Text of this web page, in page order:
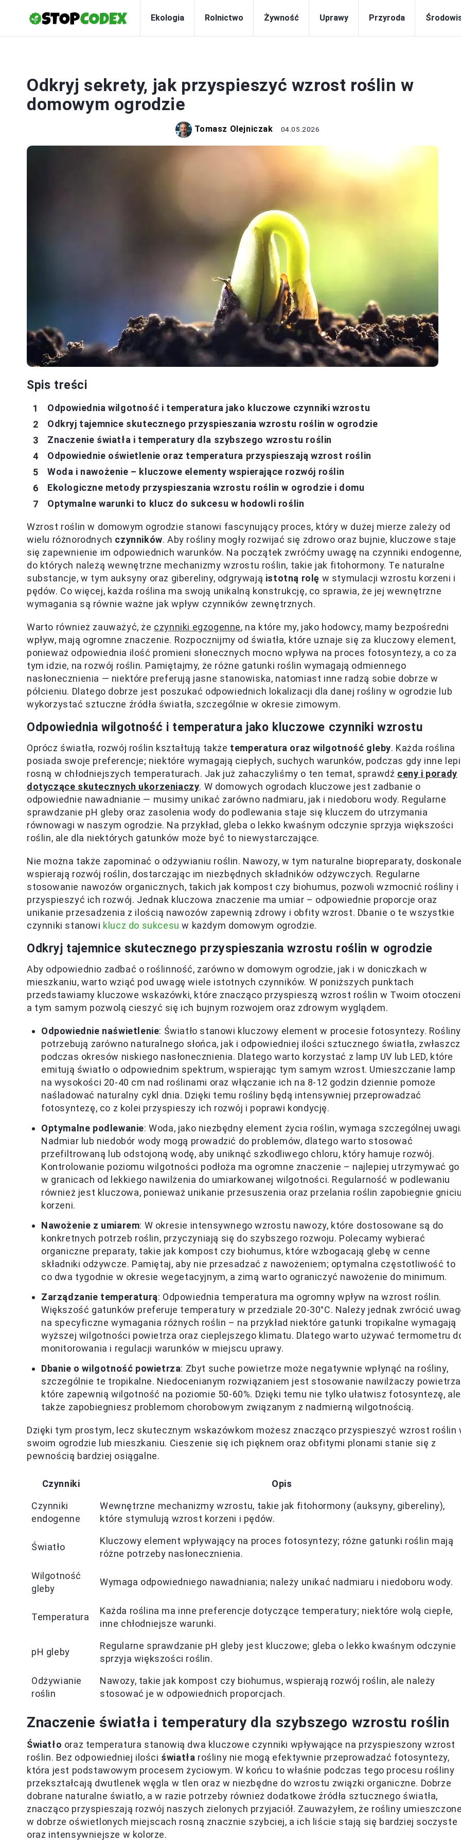
Ekologia Rolnictwo Żywność Uprawy Przyroda
Odkryj sekrety, jak przyspieszyć wzrost roślin w
domowym ogrodzie
Tomasz Olejniczak 04.05.2026
Spis treści
Odpowiednia wilgotność i temperatura jako kluczowe czynniki wzrostu
Odkryj tajemnice skutecznego przyspieszania wzrostu roślin w ogrodzie
Znaczenie światła i temperatury dla szybszego wzrostu roślin
Odpowiednie oświetlenie oraz temperatura przyspieszają wzrost roślin
Woda i nawożenie – kluczowe elementy wspierające rozwój roślin
Ekologiczne metody przyspieszania wzrostu roślin w ogrodzie i domu
Optymalne warunki to klucz do sukcesu w hodowli roślin
Wzrost roślin w domowym ogrodzie stanowi fascynujący proces, który w dużej mierze zależy od
wielu różnorodnych czynników. Aby rośliny mogły rozwijać się zdrowo oraz bujnie, kluczowe staje
się zapewnienie im odpowiednich warunków. Na początek zwróćmy uwagę na czynniki endogenne,
do których należą wewnętrzne mechanizmy wzrostu roślin, takie jak fitohormony. Te naturalne
substancje, w tym auksyny oraz gibereliny, odgrywają istotną rolę w stymulacji wzrostu korzeni i
pędów. Co więcej, każda roślina ma swoją unikalną konstrukcję, co sprawia, że jej wewnętrzne
wymagania są równie ważne jak wpływ czynników zewnętrznych.
Warto również zauważyć, że czynniki egzogenne, na które my, jako hodowcy, mamy bezpośredni
wpływ, mają ogromne znaczenie. Rozpocznijmy od światła, które uznaje się za kluczowy element,
ponieważ odpowiednia ilość promieni słonecznych mocno wpływa na proces fotosyntezy, a co za
tym idzie, na rozwój roślin. Pamiętajmy, że różne gatunki roślin wymagają odmiennego
nasłonecznienia — niektóre preferują jasne stanowiska, natomiast inne radzą sobie dobrze w
półcieniu. Dlatego dobrze jest poszukać odpowiednich lokalizacji dla danej rośliny w ogrodzie lub
wykorzystać sztuczne źródła światła, szczególnie w okresie zimowym.
Odpowiednia wilgotność i temperatura jako kluczowe czynniki wzrostu
Oprócz światła, rozwój roślin kształtują także temperatura oraz wilgotność gleby. Każda roślina
posiada swoje preferencje; niektóre wymagają ciepłych, suchych warunków, podczas gdy inne
rosną w chłodniejszych temperaturach. Jak już zahaczyliśmy o ten temat, sprawdź ceny i porady
dotyczące skutecznych ukorzeniaczy. W domowych ogrodach kluczowe jest zadbanie o
odpowiednie nawadnianie — musimy unikać zarówno nadmiaru, jak i niedoboru wody. Regularne
sprawdzanie pH gleby oraz zasolenia wody do podlewania staje się kluczem do utrzymania
równowagi w naszym ogrodzie. Na przykład, gleba o lekko kwaśnym odczynie sprzyja większości
roślin, ale dla niektórych gatunków może być to niewystarczające.
Nie można także zapominać o odżywianiu roślin. Nawozy, w tym naturalne biopreparaty,
wspierają rozwój roślin, dostarczając im niezbędnych składników odżywczych. Regularne
stosowanie nawozów organicznych, takich jak kompost czy biohumus, pozwoli wzmocnić rośliny i
przyspieszyć ich rozwój. Jednak kluczowa znaczenie ma umiar – odpowiednie proporcje oraz
unikanie przesadzenia z ilością nawozów zapewnią zdrowy i obfity wzrost. Dbanie o te wszystkie
czynniki stanowi klucz do sukcesu w każdym domowym ogrodzie.
Odkryj tajemnice skutecznego przyspieszania wzrostu roślin w ogrodzie
Aby odpowiednio zadbać o roślinność, zarówno w domowym ogrodzie, jak i w doniczkach w
mieszkaniu, warto wziąć pod uwagę wiele istotnych czynników. W poniższych punktach
przedstawiamy kluczowe wskazówki, które znacząco przyspieszą wzrost roślin w Twoim
a tym samym pozwolą cieszyć się ich bujnym rozwojem oraz zdrowym wyglądem.
Odpowiednie naświetlenie: Światło stanowi kluczowy element w procesie fotosyntezy. Rośliny
potrzebują zarówno naturalnego słońca, jak i odpowiedniej ilości sztucznego światła,
podczas okresów niskiego nasłonecznienia. Dlatego warto korzystać z lamp UV lub LED, które
emitują światło o odpowiednim spektrum, wspierając tym samym wzrost. Umieszczanie lamp
na wysokości 20-40 cm nad roślinami oraz włączanie ich na 8-12 godzin dziennie pomoże
naśladować naturalny cykl dnia. Dzięki temu rośliny będą intensywniej przeprowadzać
fotosyntezę, co z kolei przyspieszy ich rozwój i poprawi kondycję.
Optymalne podlewanie: Woda, jako niezbędny element życia roślin, wymaga szczególnej
Nadmiar lub niedobór wody mogą prowadzić do problemów, dlatego warto stosować
przefiltrowaną lub odstojoną wodę, aby uniknąć szkodliwego chloru, który hamuje rozwój.
Kontrolowanie poziomu wilgotności podłoża ma ogromne znaczenie – najlepiej utrzymywać go
w granicach od lekkiego nawilżenia do umiarkowanej wilgotności. Regularność w podlewaniu
również jest kluczowa, ponieważ unikanie przesuszenia oraz przelania roślin zapobiegnie
korzeni.
Nawożenie z umiarem: W okresie intensywnego wzrostu nawozy, które dostosowane są do
konkretnych potrzeb roślin, przyczyniają się do szybszego rozwoju. Polecamy wybierać
organiczne preparaty, takie jak kompost czy biohumus, które wzbogacają glebę w cenne
składniki odżywcze. Pamiętaj, aby nie przesadzać z nawożeniem; optymalna częstotliwość to
co dwa tygodnie w okresie wegetacyjnym, a zimą warto ograniczyć nawożenie do minimum.
Zarządzanie temperaturą: Odpowiednia temperatura ma ogromny wpływ na wzrost roślin.
Większość gatunków preferuje temperatury w przedziale 20-30°C. Należy jednak zwrócić
na specyficzne wymagania różnych roślin – na przykład niektóre gatunki tropikalne wymagają
wyższej wilgotności powietrza oraz cieplejszego klimatu. Dlatego warto używać termometru
monitorowania i regulacji warunków w miejscu uprawy.
Dbanie o wilgotność powietrza: Zbyt suche powietrze może negatywnie wpłynąć na rośliny,
szczególnie te tropikalne. Niedocenianym rozwiązaniem jest stosowanie nawilżaczy
które zapewnią wilgotność na poziomie 50-60%. Dzięki temu nie tylko ułatwisz fotosyntezę, ale
także zapobiegniesz problemom chorobowym związanym z nadmierną wilgotnością.
Dzięki tym prostym, lecz skutecznym wskazówkom możesz znacząco przyspieszyć wzrost roślin
swoim ogrodzie lub mieszkaniu. Cieszenie się ich pięknem oraz obfitymi plonami stanie się z
pewnością bardziej osiągalne.
Czynniki Opis
Czynniki
endogenne
Wewnętrzne mechanizmy wzrostu, takie jak fitohormony (auksyny, gibereliny),
które stymulują wzrost korzeni i pędów.
Światło
Kluczowy element wpływający na proces fotosyntezy; różne gatunki roślin mają
różne potrzeby nasłonecznienia.
Wilgotność
gleby
Wymaga odpowiedniego nawadniania; należy unikać nadmiaru i niedoboru wody.
Temperatura
Każda roślina ma inne preferencje dotyczące temperatury; niektóre wolą ciepłe,
inne chłodniejsze warunki.
pH gleby
Regularne sprawdzanie pH gleby jest kluczowe; gleba o lekko kwaśnym odczynie
sprzyja większości roślin.
Odżywianie
roślin
Nawozy, takie jak kompost czy biohumus, wspierają rozwój roślin, ale należy
stosować je w odpowiednich proporcjach.
Znaczenie światła i temperatury dla szybszego wzrostu roślin
Światło oraz temperatura stanowią dwa kluczowe czynniki wpływające na przyspieszony wzrost
roślin. Bez odpowiedniej ilości światła rośliny nie mogą efektywnie przeprowadzać fotosyntezy,
która jest podstawowym procesem życiowym. W końcu to właśnie podczas tego procesu rośliny
przekształcają dwutlenek węgla w tlen oraz w niezbędne do wzrostu związki organiczne. Dobrze
dobrane naturalne światło, a w razie potrzeby również dodatkowe źródła sztucznego światła,
znacząco przyspieszają rozwój naszych zielonych przyjaciół. Zauważyłem, że rośliny
w dobrze oświetlonych miejscach rosną znacznie szybciej, a ich liście stają się bardziej soczyste
oraz intensywniejsze w kolorze.